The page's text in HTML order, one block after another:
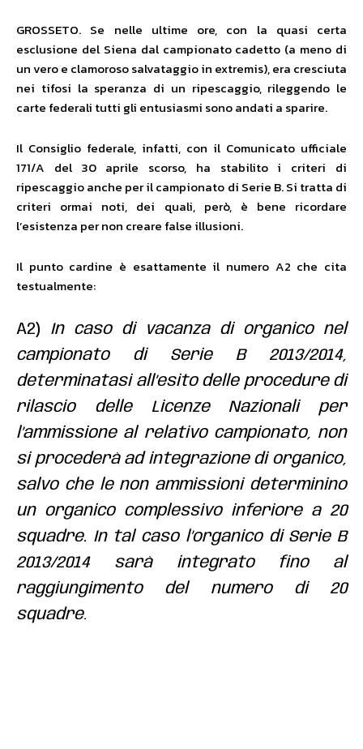
GROSSETO. Se nelle ultime ore, con la quasi certa
esclusione del Siena dal campionato cadetto (a meno di
un vero e clamoroso salvataggio in extremis), era cresciuta
nei tifosi la speranza di un ripescaggio, rileggendo le
carte federali tutti gli entusiasmi sono andati a sparire.
Il Consiglio federale, infatti, con il Comunicato ufficiale
171/A del 30 aprile scorso, ha stabilito i criteri di
ripescaggio anche per il campionato di Serie B. Si tratta di
criteri ormai noti, dei quali, però, è bene ricordare
l’esistenza per non creare false illusioni.
Il punto cardine è esattamente il numero A2 che cita
testualmente:
A2) In caso di vacanza di organico nel
campionato di Serie B 2013/2014,
determinatasi all’esito delle procedure di
rilascio delle Licenze Nazionali per
l’ammissione al relativo campionato, non
si procederà ad integrazione di organico,
salvo che le non ammissioni determinino
un organico complessivo inferiore a 20
squadre. In tal caso l’organico di Serie B
2013/2014 sarà integrato fino al
raggiungimento del numero di 20
squadre.